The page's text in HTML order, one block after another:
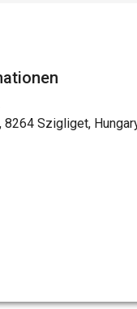
8264 Szigliget,